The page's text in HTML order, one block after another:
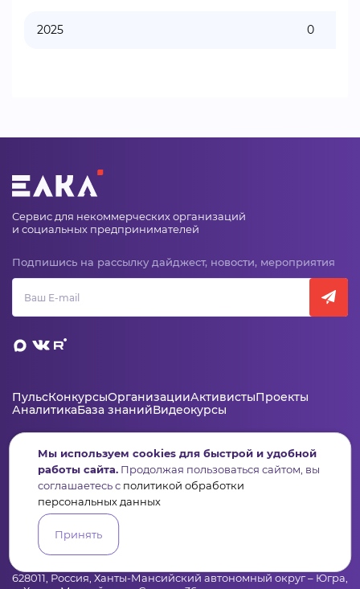
2025 0
Сервис для некоммерческих организаций
и социальных предпринимателей
Подпишись на рассылку дайджест, новости, мероприятия
ПульсКонкурсыОрганизацииАктивистыПроекты
АналитикаБаза знанийВидеокурсы
Контакты
+7 (346) 735-11-30
elkanko@ugranko.ru
Адрес
628011, Россия, Ханты-Мансийский автономный округ – Югра,
Мы используем cookies для быстрой и удобной
работы сайта. Продолжая пользоваться сайтом, вы
соглашаетесь с политикой обработки
персональных данных
Принять